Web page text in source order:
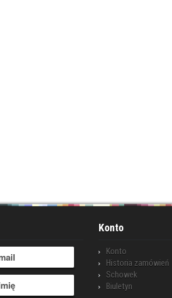
Konto
Konto
Historia zamówień
Schowek
Biuletyn